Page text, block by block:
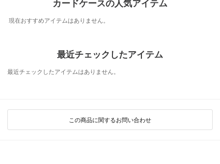
カードケースの人気アイテム
現在おすすめアイテムはありません。
最近チェックしたアイテム
最近チェックしたアイテムはありません。
この商品に関するお問い合わせ